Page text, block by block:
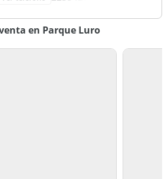
en Parque Luro